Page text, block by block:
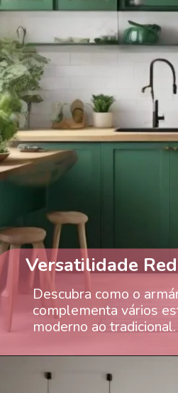
Versatilidade
Descubra como o
complementa vários
moderno ao